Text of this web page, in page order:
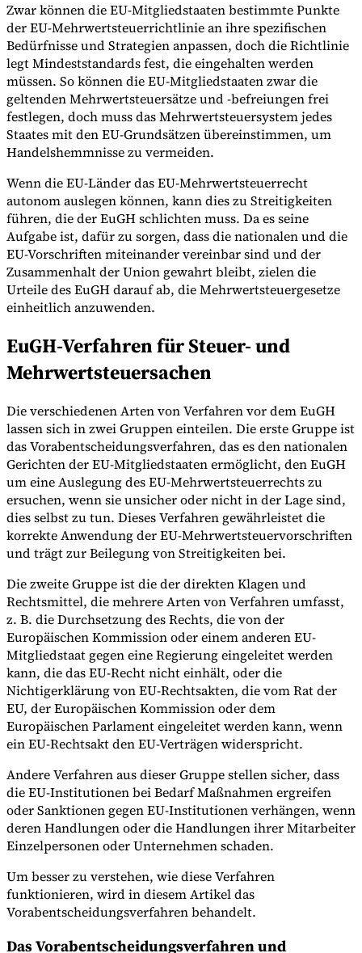
Zwar können die EU-Mitgliedstaaten bestimmte Punkte
der EU-Mehrwertsteuerrichtlinie an ihre spezifischen
Bedürfnisse und Strategien anpassen, doch die Richtlinie
legt Mindeststandards fest, die eingehalten werden
müssen. So können die EU-Mitgliedstaaten zwar die
geltenden Mehrwertsteuersätze und -befreiungen frei
festlegen, doch muss das Mehrwertsteuersystem jedes
Staates mit den EU-Grundsätzen übereinstimmen, um
Handelshemmnisse zu vermeiden.
Wenn die EU-Länder das EU-Mehrwertsteuerrecht
autonom auslegen können, kann dies zu Streitigkeiten
führen, die der EuGH schlichten muss. Da es seine
Aufgabe ist, dafür zu sorgen, dass die nationalen und die
EU-Vorschriften miteinander vereinbar sind und der
Zusammenhalt der Union gewahrt bleibt, zielen die
Urteile des EuGH darauf ab, die Mehrwertsteuergesetze
einheitlich anzuwenden.
EuGH-Verfahren für Steuer- und
Mehrwertsteuersachen
Die verschiedenen Arten von Verfahren vor dem EuGH
lassen sich in zwei Gruppen einteilen. Die erste Gruppe ist
das Vorabentscheidungsverfahren, das es den nationalen
Gerichten der EU-Mitgliedstaaten ermöglicht, den EuGH
um eine Auslegung des EU-Mehrwertsteuerrechts zu
ersuchen, wenn sie unsicher oder nicht in der Lage sind,
dies selbst zu tun. Dieses Verfahren gewährleistet die
korrekte Anwendung der EU-Mehrwertsteuervorschriften
und trägt zur Beilegung von Streitigkeiten bei.
Die zweite Gruppe ist die der direkten Klagen und
Rechtsmittel, die mehrere Arten von Verfahren umfasst,
z. B. die Durchsetzung des Rechts, die von der
Europäischen Kommission oder einem anderen EU-
Mitgliedstaat gegen eine Regierung eingeleitet werden
kann, die das EU-Recht nicht einhält, oder die
Nichtigerklärung von EU-Rechtsakten, die vom Rat der
EU, der Europäischen Kommission oder dem
Europäischen Parlament eingeleitet werden kann, wenn
ein EU-Rechtsakt den EU-Verträgen widerspricht.
Andere Verfahren aus dieser Gruppe stellen sicher, dass
die EU-Institutionen bei Bedarf Maßnahmen ergreifen
oder Sanktionen gegen EU-Institutionen verhängen, wenn
deren Handlungen oder die Handlungen ihrer Mitarbeiter
Einzelpersonen oder Unternehmen schaden.
Um besser zu verstehen, wie diese Verfahren
funktionieren, wird in diesem Artikel das
Vorabentscheidungsverfahren behandelt.
Das Vorabentscheidungsverfahren und